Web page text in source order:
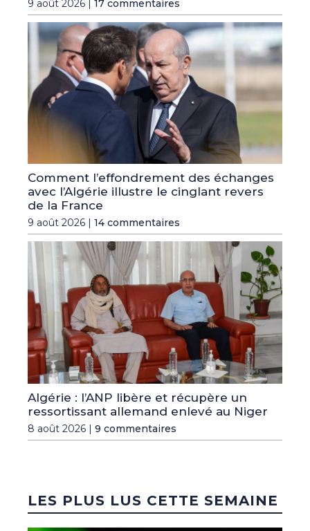
9 août 2026 | 17 commentaires
Comment l’effondrement des échanges
avec l’Algérie illustre le cinglant revers
de la France
9 août 2026 | 14 commentaires
Algérie : l’ANP libère et récupère un
ressortissant allemand enlevé au Niger
8 août 2026 | 9 commentaires
LES PLUS LUS CETTE SEMAINE